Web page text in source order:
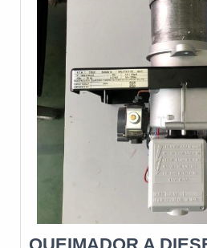
display, ou seja, ideais para
aplicação. Para cada modelo
chama existe uma base
acordo com a quantidade de
pode vir acompanhada de um
para proteger o sistema.